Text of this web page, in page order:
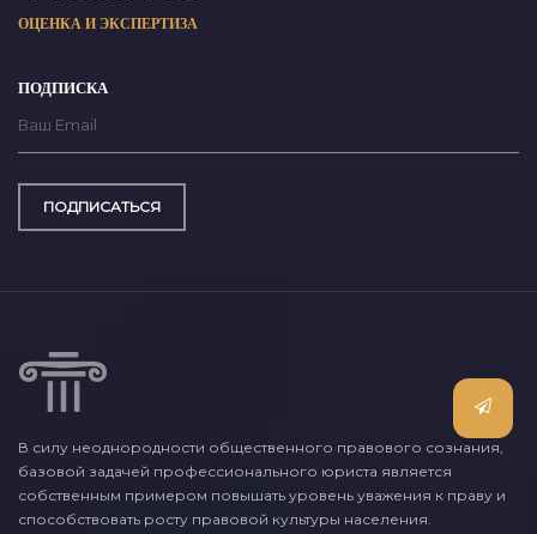
ОЦЕНКА И ЭКСПЕРТИЗА
ПОДПИСКА
ПОДПИСАТЬСЯ
В силу неоднородности общественного правового сознания,
базовой задачей профессионального юриста является
собственным примером повышать уровень уважения к праву и
способствовать росту правовой культуры населения.